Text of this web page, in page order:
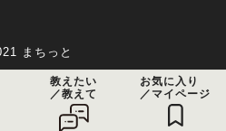
まちっと
教えたい
／教えて
お気に入り
／マイページ